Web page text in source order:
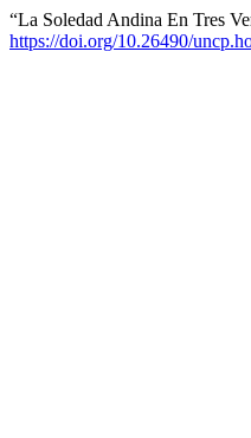
“La Soledad Andina En Tres
https://doi.org/10.26490/